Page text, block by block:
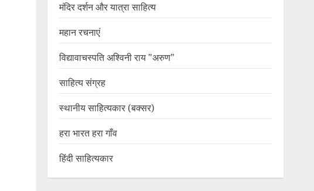
मंदिर दर्शन और यात्रा साहित्य
महान रचनाएं
विद्यावाचस्पति अश्विनी राय "अरुण"
साहित्य संग्रह
स्थानीय साहित्यकार (बक्सर)
हरा भारत हरा गाँव
हिंदी साहित्यकार